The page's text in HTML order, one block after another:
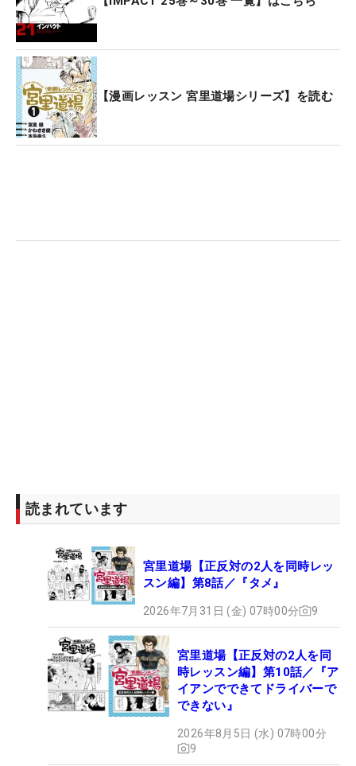
【漫画レッスン 宮里道場シリーズ】を読む
読まれています
宮里道場【正反対の2人を同時レッ
スン編】第8話／『タメ』
2026年7月31日 (金) 07時00分 9
宮里道場【正反対の2人を同
時レッスン編】第10話／『ア
イアンでできてドライバーで
できない』
2026年8月5日 (水) 07時00分
9